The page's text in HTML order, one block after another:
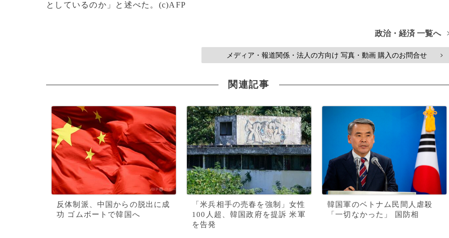
としているのか」と述べた。(c)AFP
政治・経済 一覧へ
メディア・報道関係・法人の方向け 写真・動画 購入のお問合せ >
関連記事
反体制派、中国からの脱出に成
功 ゴムボートで韓国へ
「米兵相手の売春を強制」女性
100人超、韓国政府を提訴 米軍
を告発
韓国軍のベトナム民間人虐殺
「一切なかった」 国防相